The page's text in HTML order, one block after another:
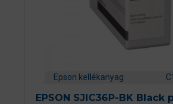
Epson kellékanyag
EPSON SJIC36P-BK Black